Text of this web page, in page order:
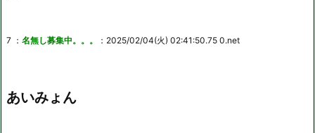
7 ： 名無し募集中。。。 ：2025/02/04(火) 02:41:50.75 0.net
あいみょん